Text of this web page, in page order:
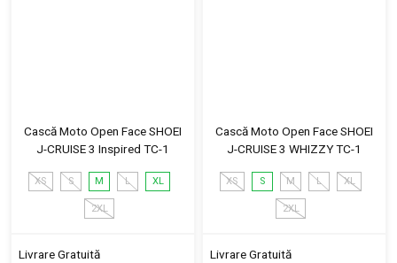
Cască Moto Open Face SHOEI
J-CRUISE 3 Inspired TC-1
XS S M L XL
2XL
Livrare Gratuită
Cască Moto Open Face SHOEI
J-CRUISE 3 WHIZZY TC-1
XS S M L XL
2XL
Livrare Gratuită